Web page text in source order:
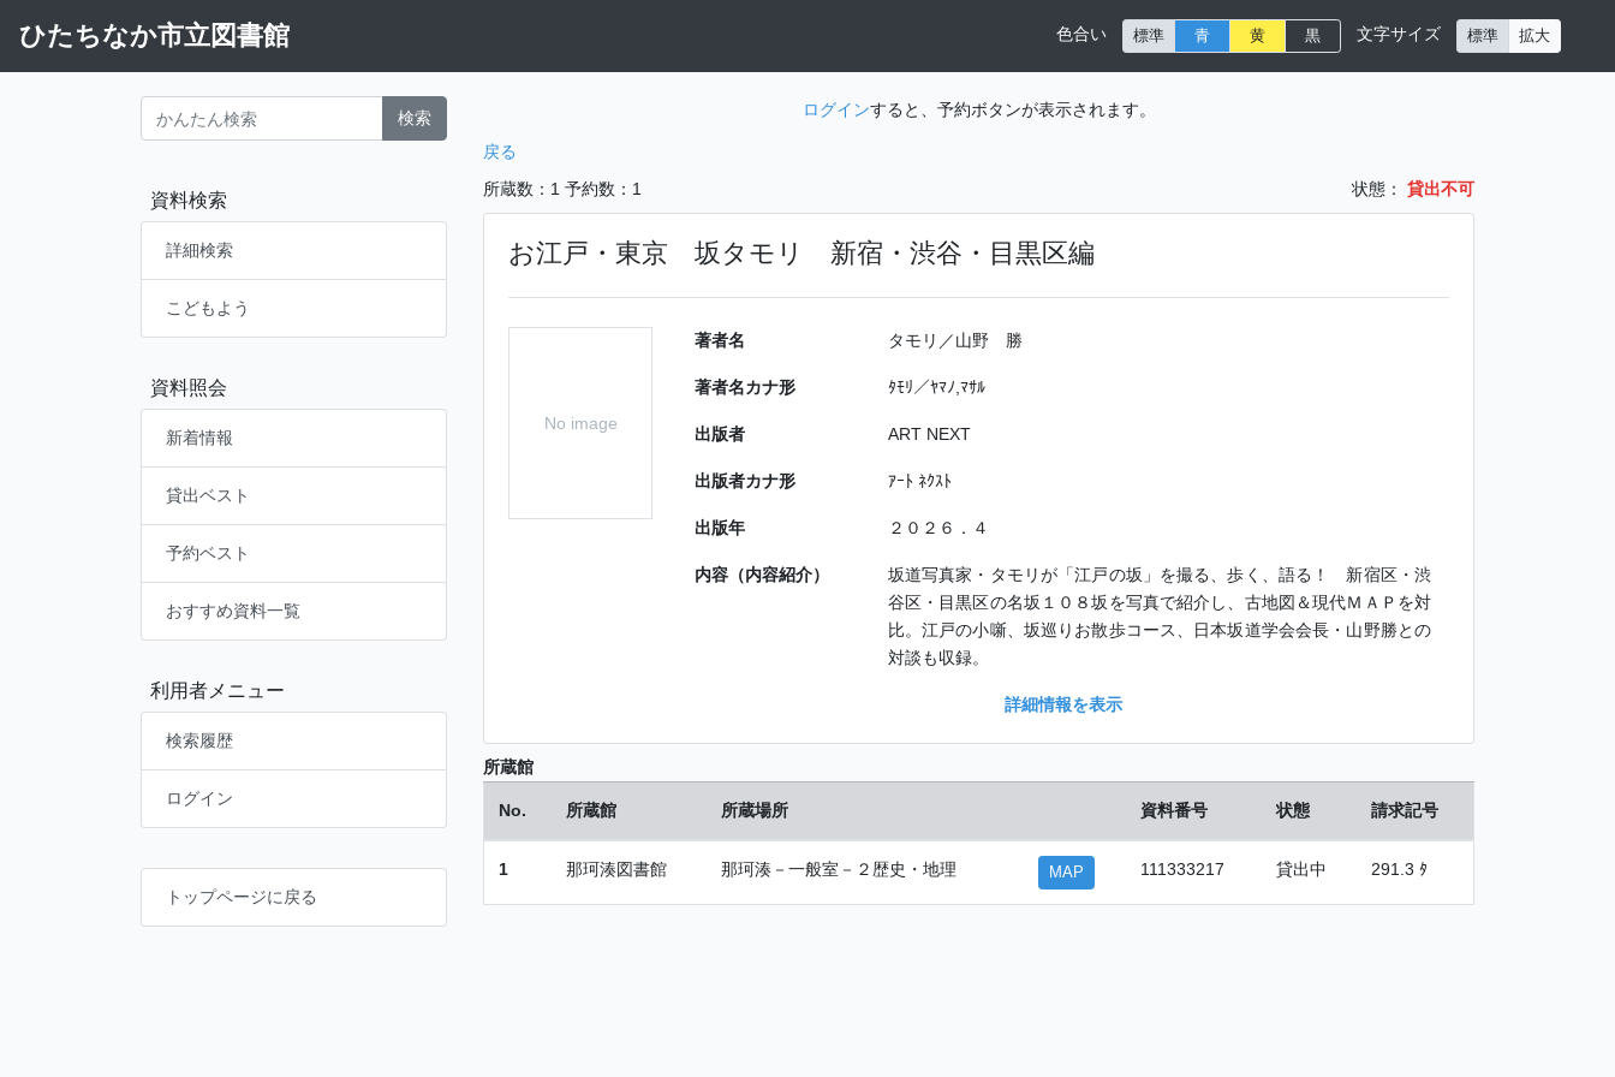
ひたちなか市立図書館 色合い 標準 青 黄 黒 文字サイズ 標準 拡大
検索
資料検索
詳細検索
こどもよう
資料照会
新着情報
貸出ベスト
予約ベスト
おすすめ資料一覧
利用者メニュー
検索履歴
ログイン
トップページに戻る
ログインすると、予約ボタンが表示されます。
戻る
所蔵数：1 予約数：1 状態： 貸出不可
お江戸・東京 坂タモリ 新宿・渋谷・目黒区編
No image
著者名 タモリ／山野 勝
著者名カナ形 ﾀﾓﾘ／ﾔﾏﾉ,ﾏｻﾙ
出版者 ART NEXT
出版者カナ形 ｱｰﾄ ﾈｸｽﾄ
出版年 ２０２６．４
内容（内容紹介）
坂道写真家・タモリが「江戸の坂」を撮る、歩く、語る！ 新宿区・渋
谷区・目黒区の名坂１０８坂を写真で紹介し、古地図＆現代ＭＡＰを対
比。江戸の小噺、坂巡りお散歩コース、日本坂道学会会長・山野勝との
対談も収録。
詳細情報を表示
所蔵館
No. 所蔵館 所蔵場所 資料番号 状態 請求記号
1 那珂湊図書館 那珂湊－一般室－２歴史・地理 MAP 111333217 貸出中 291.3 ﾀ